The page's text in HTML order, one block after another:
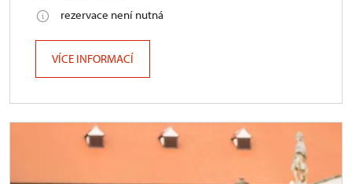
rezervace není nutná
VÍCE INFORMACÍ